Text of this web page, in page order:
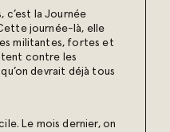
c’est la Journée
journée-là, elle
militantes, fortes et
contre les
devrait déjà tous
Le mois dernier, on